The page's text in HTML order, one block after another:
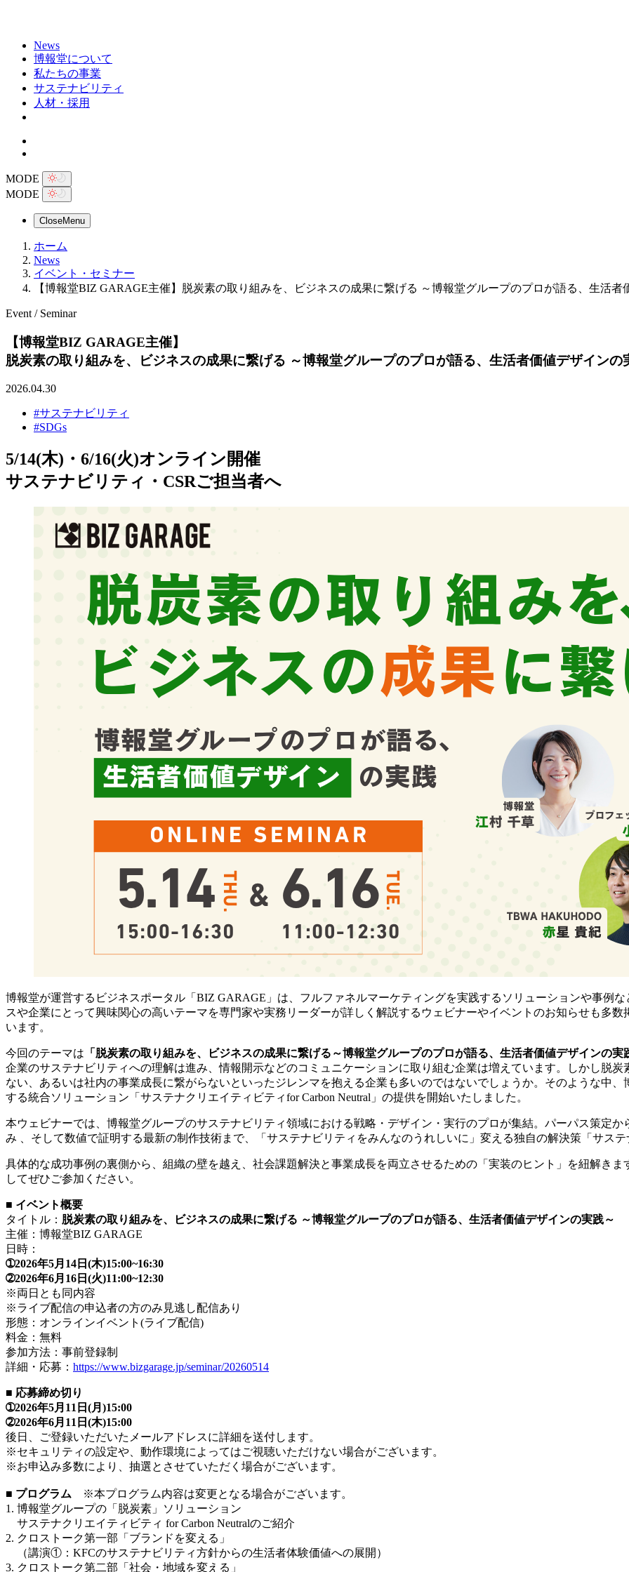
News
博報堂について
私たちの事業
サステナビリティ
人材・採用
MODE
MODE
CloseMenu
ホーム
News
イベント・セミナー
【博報堂BIZ GARAGE主催】脱炭素の取り組みを、ビジネスの成果に繋げる ～博報堂グループのプロが語る、生活者
Event / Seminar
【博報堂BIZ GARAGE主催】
脱炭素の取り組みを、ビジネスの成果に繋げる ～博報堂グループのプロが語る、生活者価値デザインの
2026.04.30
#サステナビリティ
#SDGs
5/14(木)・6/16(火)オンライン開催
サステナビリティ・CSRご担当者へ
博報堂が運営するビジネスポータル「BIZ GARAGE」は、フルファネルマーケティングを実践するソリューションや事例
スや企業にとって興味関心の高いテーマを専門家や実務リーダーが詳しく解説するウェビナーやイベントのお知らせも多
います。
今回のテーマは 「脱炭素の取り組みを、ビジネスの成果に繋げる～博報堂グループのプロが語る、生活者価値デザインの実
企業のサステナビリティへの理解は進み、情報開示などのコミュニケーションに取り組む企業は増えています。しかし脱
ない、あるいは社内の事業成長に繋がらないといったジレンマを抱える企業も多いのではないでしょうか。そのような中
する統合ソリューション「サステナクリエイティビティfor Carbon Neutral」の提供を開始いたしました。
本ウェビナーでは、博報堂グループのサステナビリティ領域における戦略・デザイン・実行のプロが集結。パーパス策定
み 、そして数値で証明する最新の制作技術まで、「サステナビリティをみんなのうれしいに」変える独自の解決策「サス
具体的な成功事例の裏側から、組織の壁を越え、社会課題解決と事業成長を両立させるための「実装のヒント」を紐解き
してぜひご参加ください。
■ イベント概要
タイトル： 脱炭素の取り組みを、ビジネスの成果に繋げる ～博報堂グループのプロが語る、生活者価値デザインの実践～
主催：博報堂BIZ GARAGE
日時：
➀2026年5月14日(木)15:00~16:30
➁2026年6月16日(火)11:00~12:30
※両日とも同内容
※ライブ配信の申込者の方のみ見逃し配信あり
形態：オンラインイベント(ライブ配信)
料金：無料
参加方法：事前登録制
詳細・応募： https://www.bizgarage.jp/seminar/20260514
■ 応募締め切り
➀2026年5月11日(月)15:00
➁2026年6月11日(木)15:00
後日、ご登録いただいたメールアドレスに詳細を送付します。
※セキュリティの設定や、動作環境によってはご視聴いただけない場合がございます。
※お申込み多数により、抽選とさせていただく場合がございます。
■ プログラム ※本プログラム内容は変更となる場合がございます。
1. 博報堂グループの「脱炭素」ソリューション
サステナクリエイティビティ for Carbon Neutralのご紹介
2. クロストーク第一部「ブランドを変える」
（講演①：KFCのサステナビリティ方針からの生活者体験価値への展開）
3. クロストーク第二部「社会・地域を変える」